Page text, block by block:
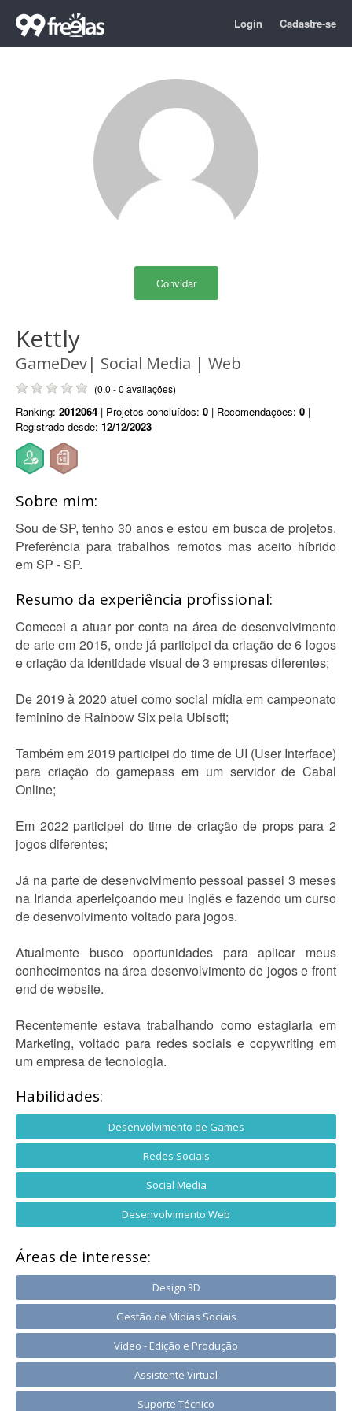
Login Cadastre-se
Convidar
Kettly
GameDev| Social Media | Web
(0.0 - 0 avaliações)
Ranking: 2012064 | Projetos concluídos: 0 | Recomendações: 0 |
Registrado desde: 12/12/2023
Sobre mim:
Sou de SP, tenho 30 anos e estou em busca de projetos.
Preferência para trabalhos remotos mas aceito híbrido
em SP - SP.
Resumo da experiência profissional:
Comecei a atuar por conta na área de desenvolvimento
de arte em 2015, onde já participei da criação de 6 logos
e criação da identidade visual de 3 empresas diferentes;
De 2019 à 2020 atuei como social mídia em campeonato
feminino de Rainbow Six pela Ubisoft;
Também em 2019 participei do time de UI (User Interface)
para criação do gamepass em um servidor de Cabal
Online;
Em 2022 participei do time de criação de props para 2
jogos diferentes;
Já na parte de desenvolvimento pessoal passei 3 meses
na Irlanda aperfeiçoando meu inglês e fazendo um curso
de desenvolvimento voltado para jogos.
Atualmente busco oportunidades para aplicar meus
conhecimentos na área desenvolvimento de jogos e front
end de website.
Recentemente estava trabalhando como estagiaria em
Marketing, voltado para redes sociais e copywriting em
um empresa de tecnologia.
Habilidades:
Desenvolvimento de Games
Redes Sociais
Social Media
Desenvolvimento Web
Áreas de interesse:
Design 3D
Gestão de Mídias Sociais
Vídeo - Edição e Produção
Assistente Virtual
Suporte Técnico